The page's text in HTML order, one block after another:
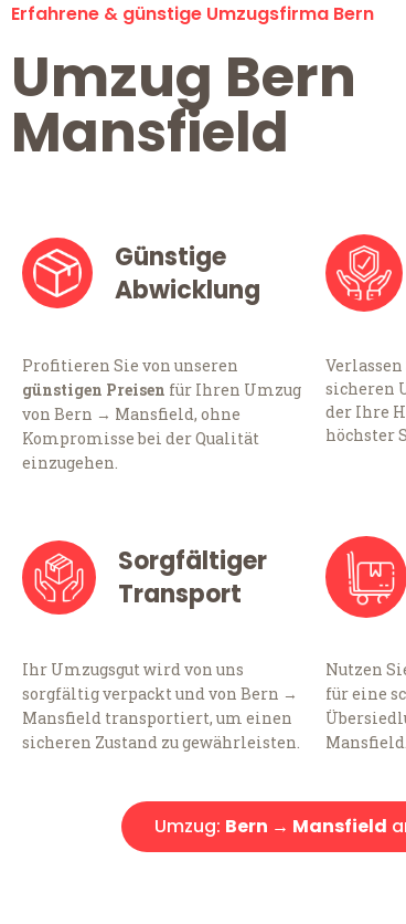
Erfahrene & günstige Umzugsfirma Bern
Umzug Bern
Mansfield
Günstige
Abwicklung
Profitieren Sie von unseren
günstigen Preisen für Ihren Umzug
von Bern → Mansfield, ohne
Kompromisse bei der Qualität
einzugehen.
sicheren
der Ihre
höchster
Sorgfältiger
Transport
Ihr Umzugsgut wird von uns
sorgfältig verpackt und von Bern →
Mansfield transportiert, um einen
sicheren Zustand zu gewährleisten.
Nutzen
für eine
Mansfield.
Umzug: Bern → Mansfield